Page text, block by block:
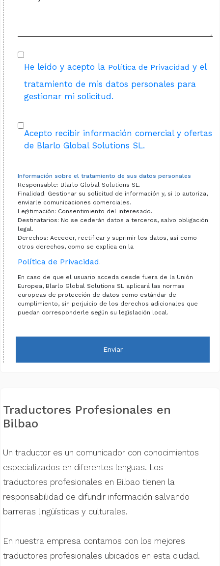
He leído y acepto la Política de Privacidad y el
tratamiento de mis datos personales para
gestionar mi solicitud.
Acepto recibir información comercial y ofertas
de Blarlo Global Solutions SL.
Información sobre el tratamiento de sus datos personales
Responsable: Blarlo Global Solutions SL.
Finalidad: Gestionar su solicitud de información y, si lo autoriza,
enviarle comunicaciones comerciales.
Legitimación: Consentimiento del interesado.
Destinatarios: No se cederán datos a terceros, salvo obligación
legal.
Derechos: Acceder, rectificar y suprimir los datos, así como
otros derechos, como se explica en la
Política de Privacidad .
En caso de que el usuario acceda desde fuera de la Unión
Europea, Blarlo Global Solutions SL aplicará las normas
europeas de protección de datos como estándar de
cumplimiento, sin perjuicio de los derechos adicionales que
puedan corresponderle según su legislación local.
Enviar
Traductores Profesionales en
Bilbao
Un traductor es un comunicador con conocimientos
especializados en diferentes lenguas. Los
traductores profesionales en Bilbao tienen la
responsabilidad de difundir información salvando
barreras lingüísticas y culturales.
En nuestra empresa contamos con los mejores
traductores profesionales ubicados en esta ciudad.